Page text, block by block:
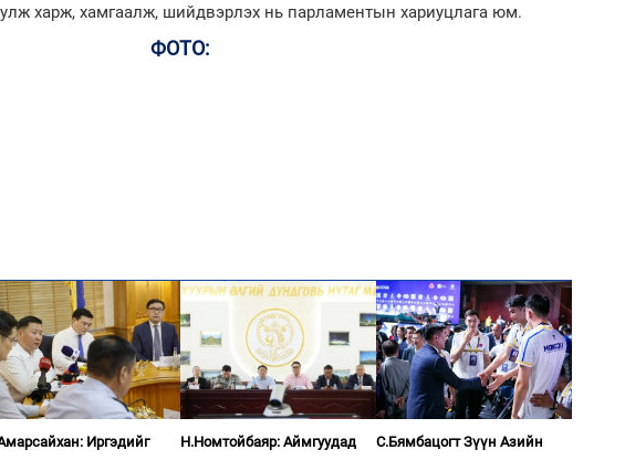
харж, хамгаалж, шийдвэрлэх нь парламентын хариуцлага юм.
ФОТО:
Иргэдийг
Н.Номтойбаяр: Аймгуудад
С.Бямбацогт Зүүн Азийн